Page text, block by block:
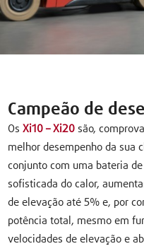
Campeão de
Os Xi10 – Xi20 são,
melhor desempenho da sua
conjunto com uma bateria
sofisticada do calor,
de elevação até 5% e, por
potência total, mesmo em
velocidades de elevação e